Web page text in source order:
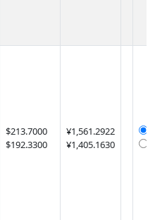
$213.7000
$192.3300
¥1,561.2922
¥1,405.1630